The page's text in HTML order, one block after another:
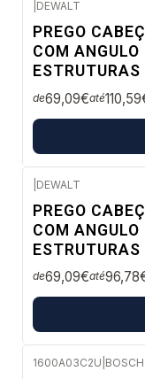
DEWALT
PREGO
COM
de69,09€até
DEWALT
PREGO
COM
de69,09€até
1600A03C2U BOSCH